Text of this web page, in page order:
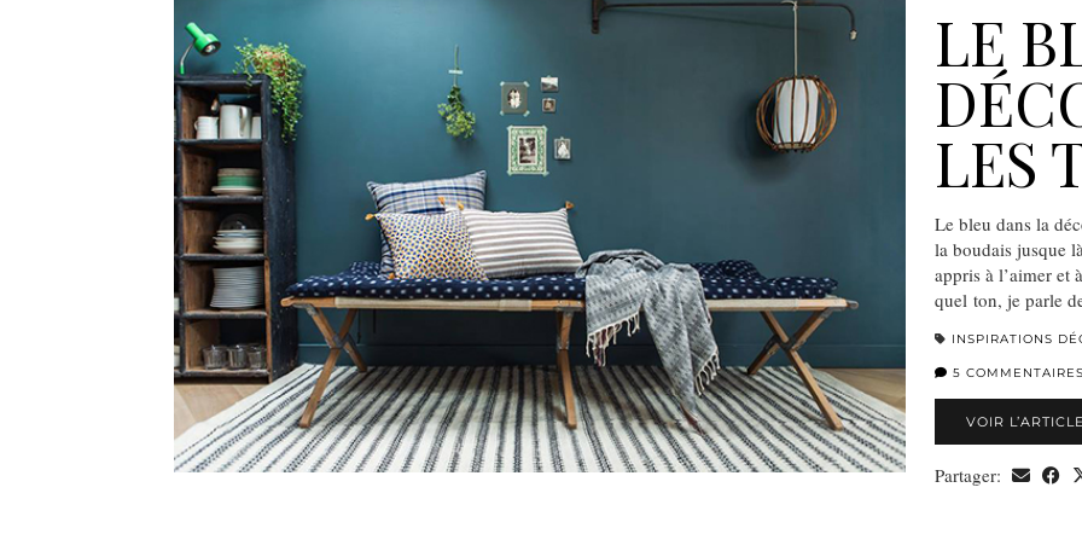
LE
LES
Le bleu dans la
la boudais jusque
appris à l’aimer et
quel ton, je parle
INSPIRATIONS
5 COMMENTAIRES
VOIR L’ARTICLE
Partager: